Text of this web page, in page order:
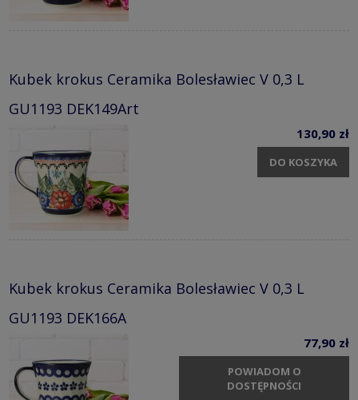
Kubek krokus Ceramika Bolesławiec V 0,3 L
GU1193 DEK149Art
130,90 zł
DO KOSZYKA
Kubek krokus Ceramika Bolesławiec V 0,3 L
GU1193 DEK166A
77,90 zł
POWIADOM O
DOSTĘPNOŚCI